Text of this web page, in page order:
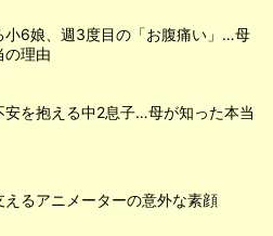
小6娘、週3度目の「お腹痛い」…母
の理由
安を抱える中2息子…母が知った本当
えるアニメーターの意外な素顔